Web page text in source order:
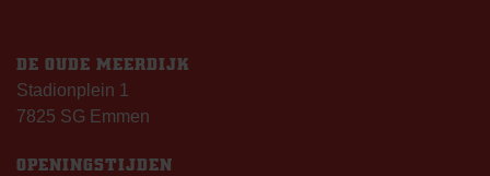
DE OUDE MEERDIJK
Stadionplein 1
7825 SG Emmen
OPENINGSTIJDEN